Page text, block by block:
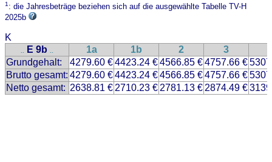
1: die Jahresbeträge beziehen sich auf die ausgewählte Tabelle TV-H
2025b
K
.. E 9b .. 1a 1b 2 3
Grundgehalt:
4279.60 €4423.24 €4566.85 €4757.66 €
Brutto gesamt: 4279.60 €4423.24 €4566.85 €4757.66 €
Netto gesamt: 2638.81 € 2710.23 € 2781.13 € 2874.49 €